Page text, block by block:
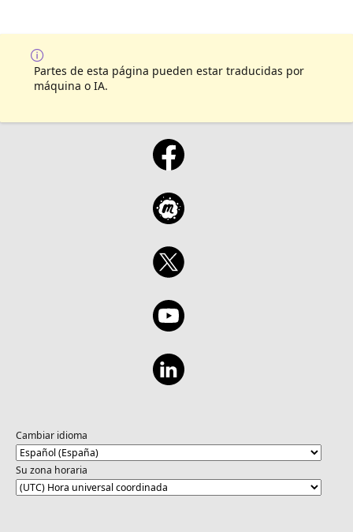
Partes de esta página pueden estar traducidas por
máquina o IA.
Cambiar idioma
Su zona horaria